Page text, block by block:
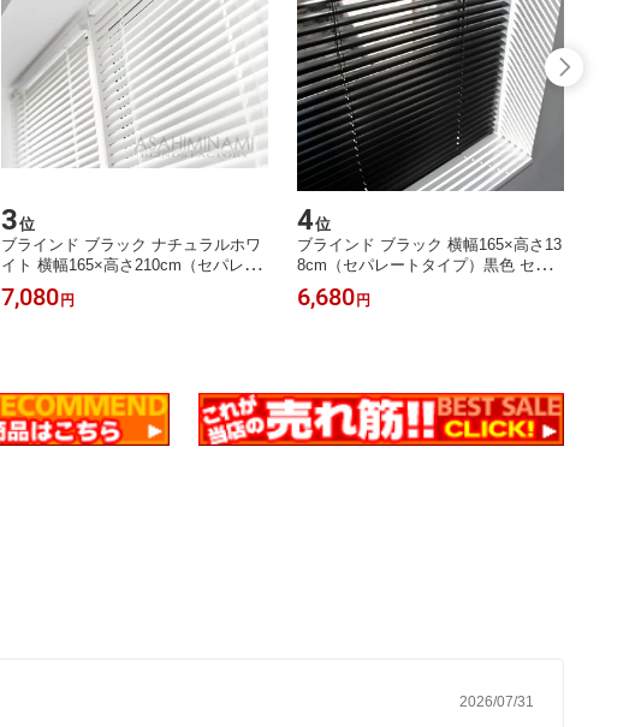
3位
ブラインド ブラック ナチュラルホワ
イト 横幅165×高さ210cm（セパレー
トタイプ）セミオーダー サイズ加工
可能 横幅1650×高さ2100mm
7,080 円
4位
ブラインド ブラック 横幅165×高さ13
8cm（セパレートタイプ）黒色 セミ
オーダー サイズ加工可能 横幅1650×
高さ1380mm
6,680 円
2026/07/31